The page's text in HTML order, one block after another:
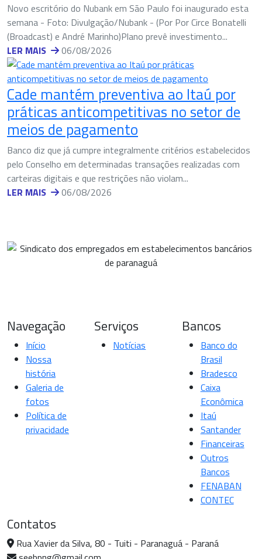
Novo escritório do Nubank em São Paulo foi inaugurado esta
semana - Foto: Divulgação/Nubank - (Por Por Circe Bonatelli
(Broadcast) e André Marinho)Plano prevê investimento...
LER MAIS
06/08/2026
Cade mantém preventiva ao Itaú por
práticas anticompetitivas no setor de
meios de pagamento
Banco diz que já cumpre integralmente critérios estabelecidos
pelo Conselho em determinadas transações realizadas com
carteiras digitais e que restrições não violam...
LER MAIS
06/08/2026
Navegação
Início
Nossa
história
Galeria de
fotos
Política de
privacidade
Serviços
Notícias
Bancos
Banco do
Brasil
Bradesco
Caixa
Econômica
Itaú
Santander
Financeiras
Outros
Bancos
FENABAN
CONTEC
Contatos
Rua Xavier da Silva, 80 - Tuiti - Paranaguá - Paraná